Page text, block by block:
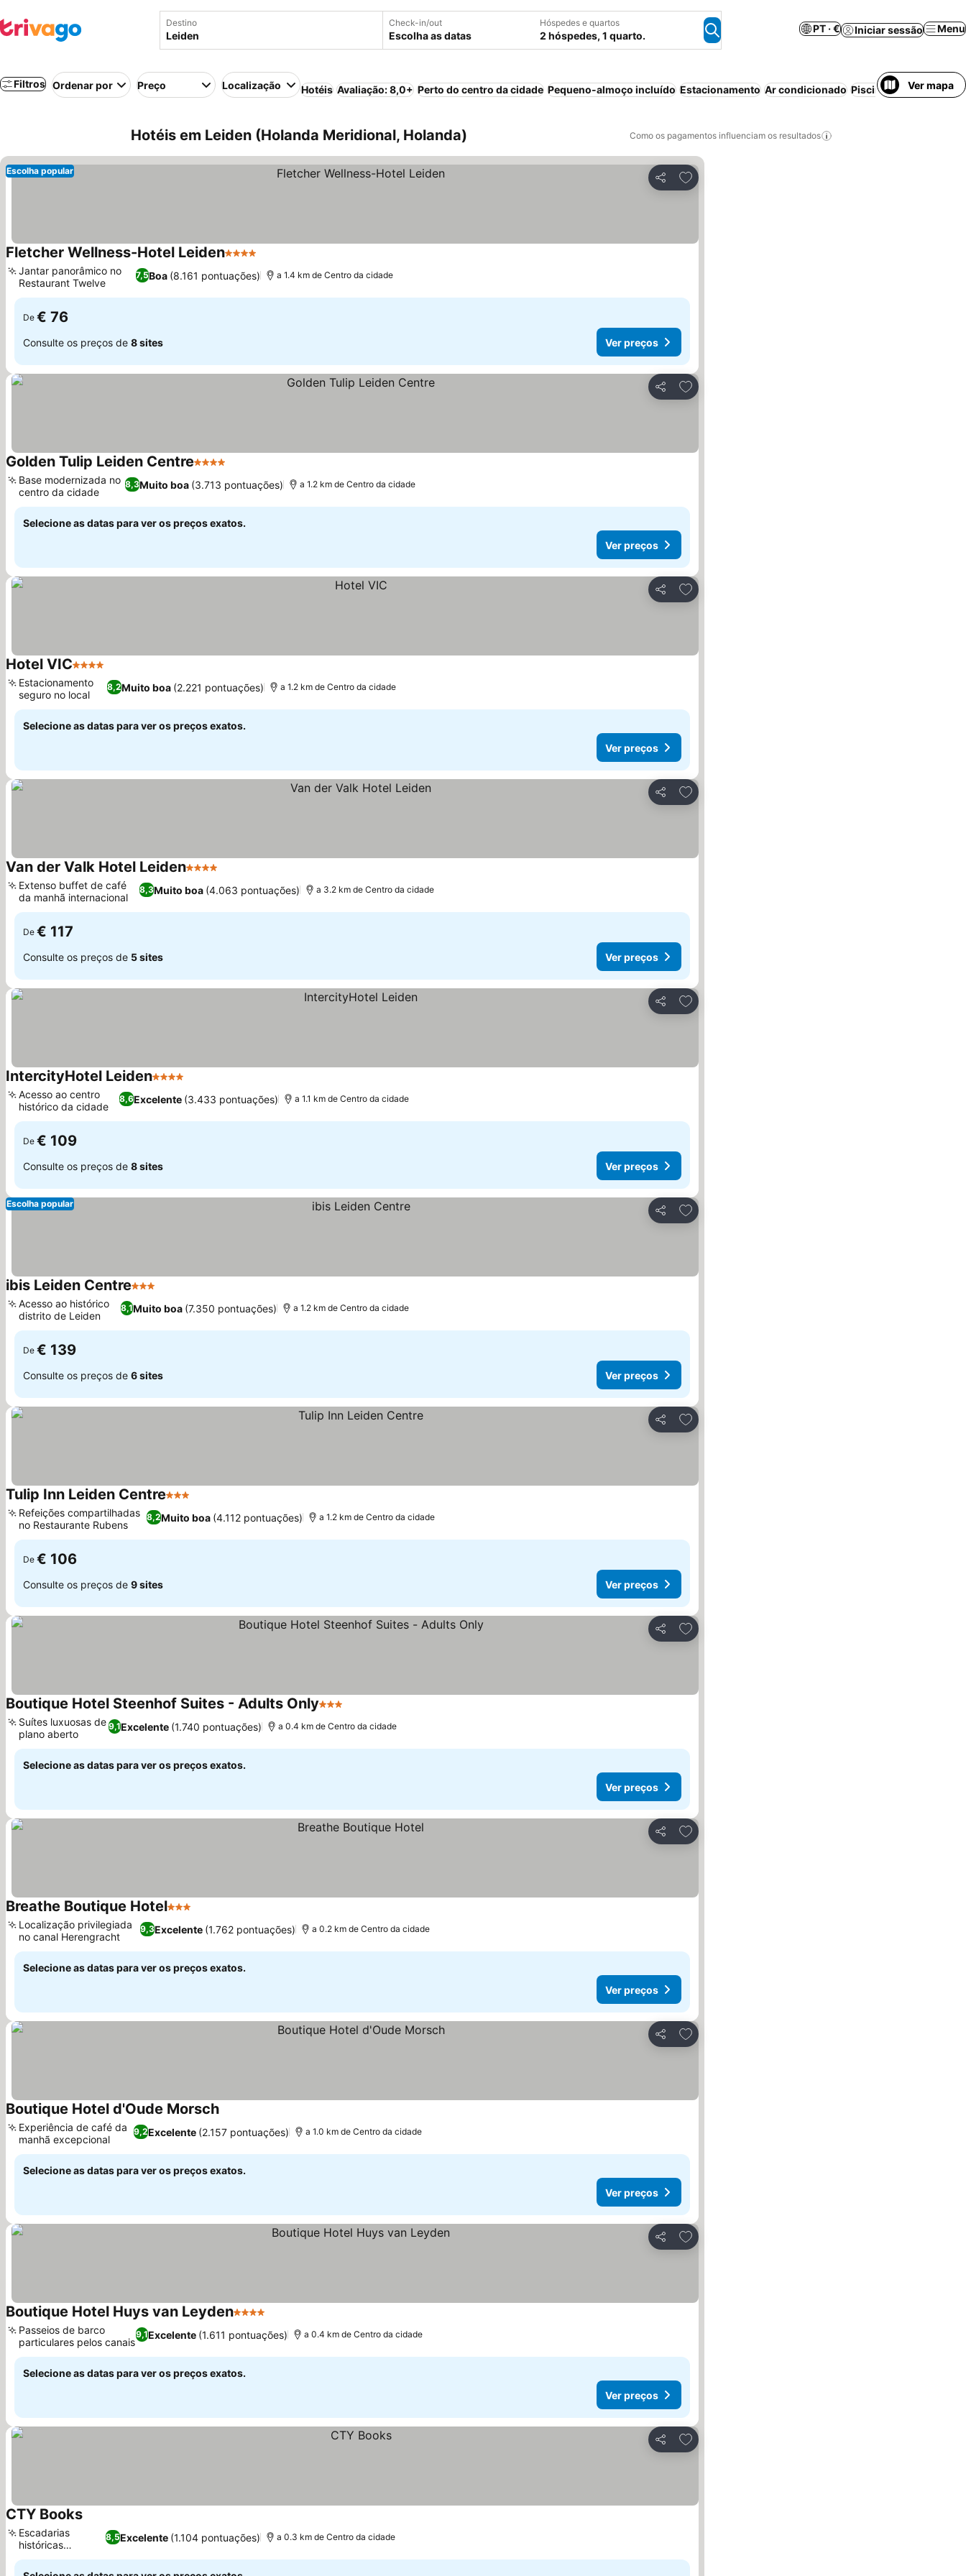
Destino Check-in/out
Escolha as datas
Hóspedes e quartos
2 hóspedes, 1 quarto.
PT · € Iniciar sessão Menu
Filtros Ordenar por Preço Localização Hotéis Avaliação: 8,0+ Perto do centro da cidade Pequeno-almoço incluído Estacionamento Ar condicionado Piscina Ver mapa
Hotéis em Leiden (Holanda Meridional, Holanda) Como os pagamentos influenciam os resultados
Partilhar
Adicionar aos favoritos
Escolha popular
Fletcher Wellness-Hotel Leiden4 Estrelas
7,5Boa (8.161 pontuações)
Jantar panorâmico no
Restaurant Twelve
a 1.4 km de Centro da cidade
De € 76
Consulte os preços de 8 sites Ver preços
Partilhar
Adicionar aos favoritos
Golden Tulip Leiden Centre4 Estrelas
8,3Muito boa (3.713 pontuações)
Base modernizada no
centro da cidade
a 1.2 km de Centro da cidade
Selecione as datas para ver os preços exatos.
Ver preços
Partilhar
Adicionar aos favoritos
Hotel VIC4 Estrelas
8,2Muito boa (2.221 pontuações)
Estacionamento
seguro no local
a 1.2 km de Centro da cidade
Selecione as datas para ver os preços exatos.
Ver preços
Partilhar
Adicionar aos favoritos
Van der Valk Hotel Leiden4 Estrelas
8,3Muito boa (4.063 pontuações)
Extenso buffet de café
da manhã internacional
a 3.2 km de Centro da cidade
De € 117
Consulte os preços de 5 sites Ver preços
Partilhar
Adicionar aos favoritos
IntercityHotel Leiden4 Estrelas
8,6Excelente (3.433 pontuações)
Acesso ao centro
histórico da cidade
a 1.1 km de Centro da cidade
De € 109
Consulte os preços de 8 sites Ver preços
Partilhar
Adicionar aos favoritos
Escolha popular
ibis Leiden Centre3 Estrelas
8,1Muito boa (7.350 pontuações)
Acesso ao histórico
distrito de Leiden
a 1.2 km de Centro da cidade
De € 139
Consulte os preços de 6 sites Ver preços
Partilhar
Adicionar aos favoritos
Tulip Inn Leiden Centre3 Estrelas
8,2Muito boa (4.112 pontuações)
Refeições compartilhadas
no Restaurante Rubens
a 1.2 km de Centro da cidade
De € 106
Consulte os preços de 9 sites Ver preços
Partilhar
Adicionar aos favoritos
Boutique Hotel Steenhof Suites - Adults Only3 Estrelas
9,1Excelente (1.740 pontuações)
Suítes luxuosas de
plano aberto
a 0.4 km de Centro da cidade
Selecione as datas para ver os preços exatos.
Ver preços
Partilhar
Adicionar aos favoritos
Breathe Boutique Hotel3 Estrelas
9,3Excelente (1.762 pontuações)
Localização privilegiada
no canal Herengracht
a 0.2 km de Centro da cidade
Selecione as datas para ver os preços exatos.
Ver preços
Partilhar
Adicionar aos favoritos
Boutique Hotel d'Oude Morsch
9,2Excelente (2.157 pontuações)
Experiência de café da
manhã excepcional
a 1.0 km de Centro da cidade
Selecione as datas para ver os preços exatos.
Ver preços
Partilhar
Adicionar aos favoritos
Boutique Hotel Huys van Leyden4 Estrelas
9,1Excelente (1.611 pontuações)
Passeios de barco
particulares pelos canais
a 0.4 km de Centro da cidade
Selecione as datas para ver os preços exatos.
Ver preços
Partilhar
Adicionar aos favoritos
CTY Books
8,5Excelente (1.104 pontuações)
Escadarias
históricas
íngremes
a 0.3 km de Centro da cidade